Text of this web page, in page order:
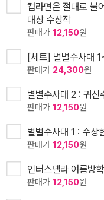
컵라면은 절대로 불
대상 수상작
판매가 12,150원
[세트] 별별수사대
판매가 24,300원
별별수사대 2 : 귀신
판매가 12,150원
별별수사대 1 : 수상
판매가 12,150원
인터스텔라 여름방학
판매가 12,150원